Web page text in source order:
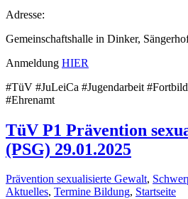
Adresse:
Gemeinschaftshalle in Dinker,
Anmeldung HIER
#TüV #JuLeiCa #Jugendarbeit
#Ehrenamt
TüV P1 Prävention
(PSG) 29.01.2025
Prävention sexualisierte Gewalt,
Aktuelles, Termine Bildung, Startseite